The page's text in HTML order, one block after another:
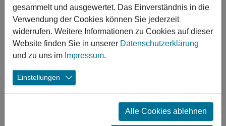
Voerde:
Sportanlage „Am
Tannenbusch“
Die Sanierung macht die Sportanlage "Am Tannenbusch"
zu einem modernen und attraktiven Anlaufpunkt für Sport,
sowie Integrations- und Inklusionsansatzes wird
programmatisch für Kinder bis Senioren etwas geboten.
gesammelt und ausgewertet. Das Einverständnis in die
Verwendung der Cookies können Sie jederzeit
widerrufen. Weitere Informationen zu Cookies auf dieser
Website finden Sie in unserer Datenschutzerklärung
und zu uns im Impressum.
Einstellungen
Alle Cookies ablehnen